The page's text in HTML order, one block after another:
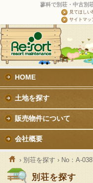
蓼科で別荘・中古別
見てほしい
サイトマッ
HOME
土地を探す
販売物件について
会社概要
›別荘を探す› No：A-
別荘を探す